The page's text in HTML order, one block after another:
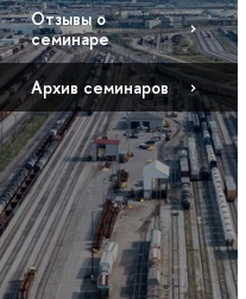
Отзывы о
семинаре
Архив семинаров